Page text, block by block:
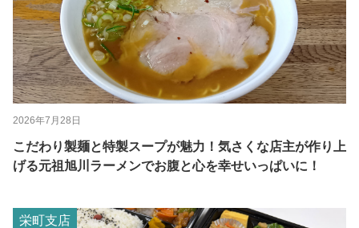
2026年7月28日
こだわり製麺と特製スープが魅力！気さくな店主が作り上
げる元祖旭川ラーメンでお腹と心を幸せいっぱいに！
栄町支店